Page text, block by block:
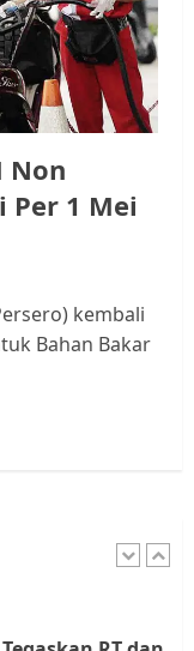
Non
Per 1 Mei
kembali
Bahan Bakar
Batam, Warga
Lahan Mereka
Rakyat
Ajukan
yang